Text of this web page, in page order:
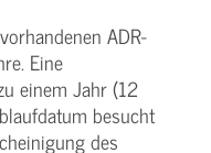
ADR-
Eine
einem Jahr (12
besucht
des